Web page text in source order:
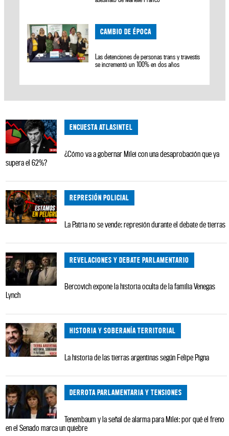
CAMBIO DE ÉPOCA
Las detenciones de personas trans y travestis
se incrementó un 100% en dos años
ENCUESTA ATLASINTEL
¿Cómo va a gobernar Milei con una desaprobación que ya
supera el 62%?
REPRESIÓN POLICIAL
La Patria no se vende: represión durante el debate de tierras
REVELACIONES Y DEBATE PARLAMENTARIO
Bercovich expone la historia oculta de la familia Venegas
Lynch
HISTORIA Y SOBERANÍA TERRITORIAL
La historia de las tierras argentinas según Felipe Pigna
DERROTA PARLAMENTARIA Y TENSIONES
Tenembaum y la señal de alarma para Milei: por qué el freno
en el Senado marca un quiebre